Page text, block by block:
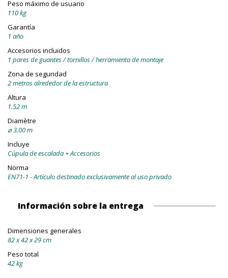
Peso máximo de usuario
110 kg
Garantía
1 año
Accesorios incluidos
1 pares de guantes / tornillos / herramienta de montaje
Zona de seguridad
2 metros alrededor de la estructura
Altura
1.52 m
Diamètre
⌀ 3.00 m
Incluye
Cúpula de escalada + Accesorios
Norma
EN71-1 - Artículo destinado exclusivamente al uso privado
Información sobre la entrega
Dimensiones generales
82 x 42 x 29 cm
Peso total
42 kg